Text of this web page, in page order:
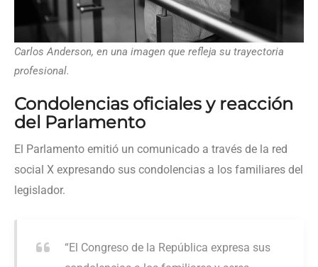
Carlos Anderson, en una imagen que refleja su trayectoria
profesional.
Condolencias oficiales y reacción
del Parlamento
El Parlamento emitió un comunicado a través de la red
social X expresando sus condolencias a los familiares del
legislador.
“El Congreso de la República expresa sus